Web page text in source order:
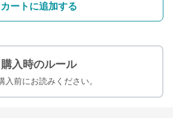
カートに追加する
購入時のルール
入前にお読みください。